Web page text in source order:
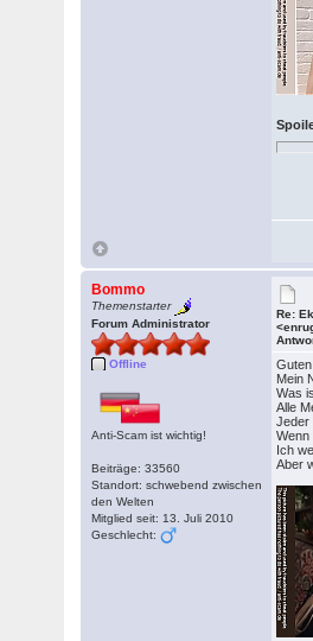
Bommo
Themenstarter
Forum Administrator
Offline
Anti-Scam ist wichtig!
Beiträge: 33560
Standort: schwebend zwischen
den Welten
Mitglied seit: 13. Juli 2010
Geschlecht:
Re:
Mein
Was
Alle
Jeder
Wenn
Ich
Aber